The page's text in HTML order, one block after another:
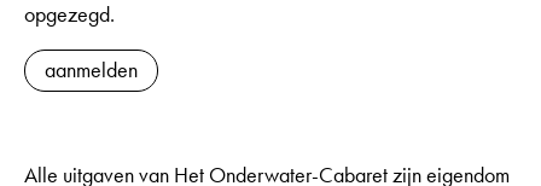
opgezegd.
aanmelden
Alle uitgaven van Het Onderwater-Cabaret zijn eigendom